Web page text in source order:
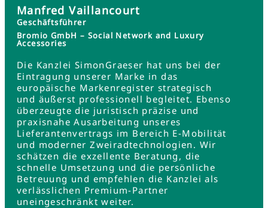
Manfred Vaillancourt
Geschäftsführer
Bromio GmbH – Social Network and Luxury
Accessories
Die Kanzlei SimonGraeser hat uns bei der
Eintragung unserer Marke in das
europäische Markenregister strategisch
und äußerst professionell begleitet. Ebenso
überzeugte die juristisch präzise und
praxisnahe Ausarbeitung unseres
Lieferantenvertrags im Bereich E-Mobilität
und moderner Zweiradtechnologien. Wir
schätzen die exzellente Beratung, die
schnelle Umsetzung und die persönliche
Betreuung und empfehlen die Kanzlei als
verlässlichen Premium-Partner
uneingeschränkt weiter.